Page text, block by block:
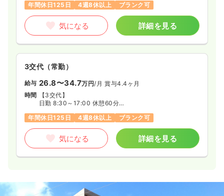
深夜 0:30～9:00 休憩60分
【2交代】
日勤 8:30～17:00 休憩60分
夜勤 16:30～翌9:30 休憩120分
※夜勤は準夜深夜もしくは通しのどちらかの選択が可能で
す
年間休日125日 4週8休以上 ブランク可
気になる 詳細を見る
3交代（常勤）
給与 26.8〜34.7万円/月 賞与4.4ヶ月
時間
【3交代】
日勤 8:30～17:00 休憩60分
深夜 0:30～9:00 休憩60分
【2交代】
日勤 8:30～17:00 休憩60分
夜勤 16:30～翌9:30 休憩120分
す
年間休日125日 4週8休以上 ブランク可
気になる 詳細を見る